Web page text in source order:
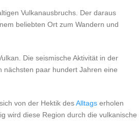
Vulkanausbruchs. Der daraus
beliebten Ort zum Wandern und
Die seismische Aktivität in der
nächsten paar hundert Jahren eine
von der Hektik desAlltags erholen
wird diese Region durch die vulkanische